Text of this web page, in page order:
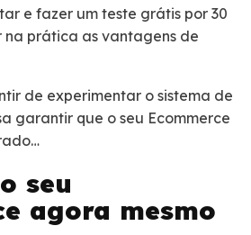
e fazer um teste grátis por 30
na prática as vantagens de
de experimentar o sistema de
garantir que o seu Ecommerce
seu
agora mesmo